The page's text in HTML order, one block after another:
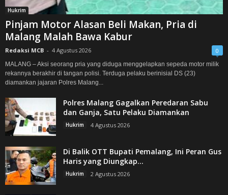
Hukrim
Pinjam Motor Alasan Beli Makan, Pria di
Malang Malah Bawa Kabur
Redaksi MCB - 4 Agustus 2026 0
MALANG – Aksi seorang pria yang diduga menggelapkan sepeda motor milik
rekannya berakhir di tangan polisi. Terduga pelaku berinisial DS (23)
diamankan jajaran Polres Malang...
Polres Malang Gagalkan Peredaran Sabu
dan Ganja, Satu Pelaku Diamankan
Hukrim 4 Agustus 2026
Di Balik OTT Bupati Pemalang, Ini Peran Gus
Haris yang Diungkap...
Hukrim 2 Agustus 2026